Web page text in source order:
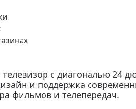
с диагональю 24
и поддержка
фильмов и телепередач.